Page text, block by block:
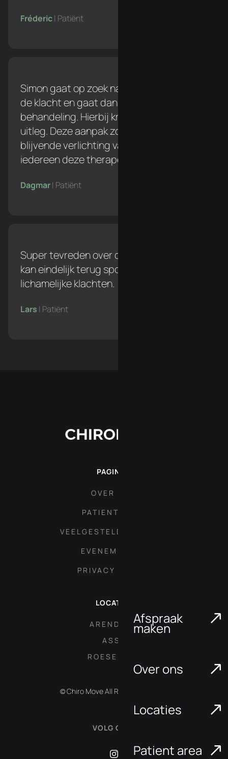
Afspraak
maken
Over ons
Locaties
Patient area
Fréderic| Patiënt
Simon gaat op zoek naar de oorzaak van
de klacht en gaat dan pas over naar een
behandeling. Hierbij krijg je een duidelijke
uitleg. Deze aanpak zorgt voor een
blijvende verlichting van de klacht. Ik zou
iedereen deze therapeut aanraden!
Dagmar| Patiënt
Super tevreden over de behandelingen. Ik
kan eindelijk terug sporten zonder
lichamelijke klachten.
Lars | Patiënt
PAGINA'S
OVER ONS
PATIENT AREA
VEELGESTELDE VRAGEN
EVENEMENTEN
PRIVACY POLICY
LOCATIES
ARENDONK
ASSE
ROESELARE
© Chiro Move All Rights Reserved.
VOLG ONS: